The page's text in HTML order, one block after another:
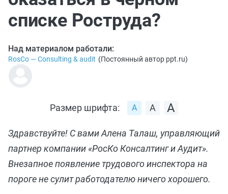
списке Роструда?
Над материалом работали:
RosCo — Consulting & audit (Постоянный автор ppt.ru)
Размер шрифта:
Здравствуйте! С вами Алена Талаш, управляющий
партнер компании «РосКо Консалтинг и Аудит».
Внезапное появление трудового инспектора на
пороге не сулит работодателю ничего хорошего.